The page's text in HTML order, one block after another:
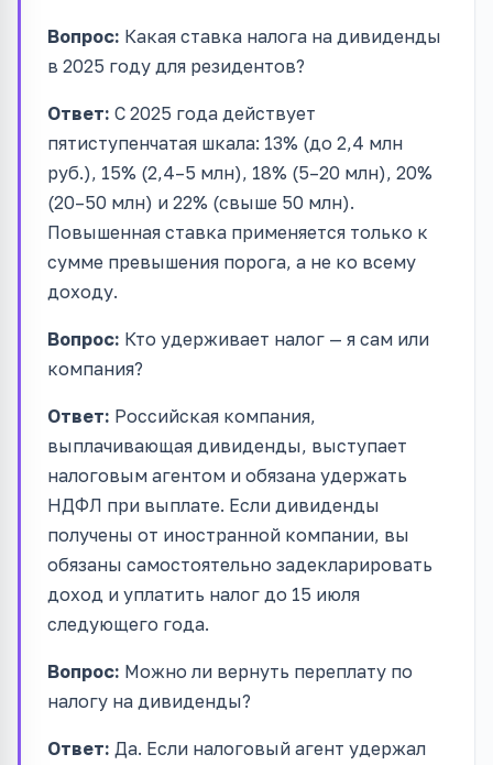
Вопрос: Какая ставка налога на дивиденды
в 2025 году для резидентов?
Ответ: С 2025 года действует
пятиступенчатая шкала: 13% (до 2,4 млн
руб.), 15% (2,4–5 млн), 18% (5–20 млн), 20%
(20–50 млн) и 22% (свыше 50 млн).
Повышенная ставка применяется только к
сумме превышения порога, а не ко всему
доходу.
Вопрос: Кто удерживает налог — я сам или
компания?
Ответ: Российская компания,
выплачивающая дивиденды, выступает
налоговым агентом и обязана удержать
НДФЛ при выплате. Если дивиденды
получены от иностранной компании, вы
обязаны самостоятельно задекларировать
доход и уплатить налог до 15 июля
следующего года.
Вопрос: Можно ли вернуть переплату по
налогу на дивиденды?
Ответ: Да. Если налоговый агент удержал